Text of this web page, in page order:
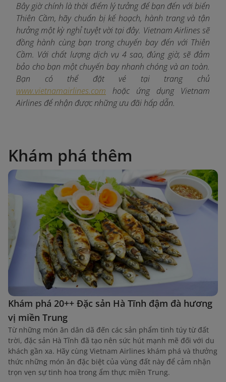
Bây giờ chính là thời điểm lý tưởng để bạn đến với biển
Thiên Cầm, hãy chuẩn bị kế hoạch, hành trang và tận
hưởng một kỳ nghỉ tuyệt vời tại đây. Vietnam Airlines sẽ
đồng hành cùng bạn trong chuyến bay đến với Thiên
Cầm. Với chất lượng dịch vụ 4 sao, đúng giờ, sẽ đảm
bảo cho bạn một chuyến bay nhanh chóng và an toàn.
Bạn có thể đặt vé tại trang chủ
www.vietnamairlines.com hoặc ứng dụng Vietnam
Airlines để nhận được những ưu đãi hấp dẫn.
Khám phá thêm
Khám phá 20++ Đặc sản Hà Tĩnh đậm đà hương
vị miền Trung
Từ những món ăn dân dã đến các sản phẩm tinh túy từ đất
trời, đặc sản Hà Tĩnh đã tạo nên sức hút mạnh mẽ đối với du
khách gần xa. Hãy cùng Vietnam Airlines khám phá và thưởng
thức những món ăn đặc biệt của vùng đất này để cảm nhận
trọn vẹn sự tinh hoa trong ẩm thực miền Trung.